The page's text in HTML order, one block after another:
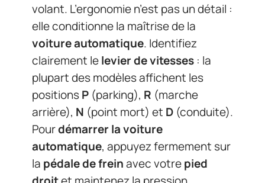
volant. L’ergonomie n’est pas un détail :
elle conditionne la maîtrise de la
voiture automatique. Identifiez
clairement lelevier de vitesses : la
plupart des modèles affichent les
positionsP (parking), R (marche
arrière), N (point mort) et D (conduite).
Pourdémarrer la voiture
automatique, appuyez fermement sur
la pédale de freinavec votrepied